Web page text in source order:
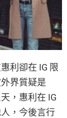
利卻在 IG 限
界質疑是
，惠利在 IG
，今後言行